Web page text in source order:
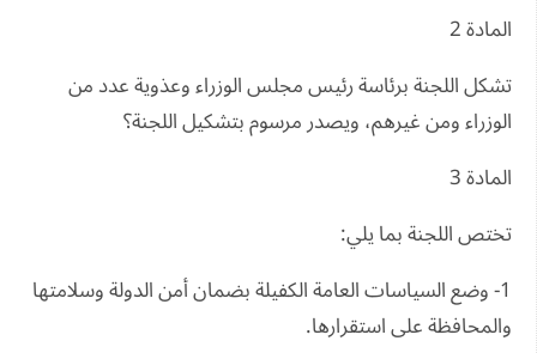
المادة 2
تشكل اللجنة برئاسة رئيس مجلس الوزراء وعذوية عدد من
الوزراء ومن غيرهم، ويصدر مرسوم بتشكيل اللجنة؟
المادة 3
تختص اللجنة بما يلي:
1- وضع السياسات العامة الكفيلة بضمان أمن الدولة وسلامتها
والمحافظة على استقرارها.